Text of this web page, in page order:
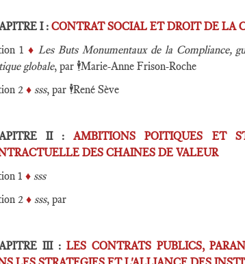
I : CONTRAT SOCIAL ET DROIT DE LA
1 ♦️ Les Buts Monumentaux de la Compliance,
globale, par 🕴️Marie-Anne Frison-Roche
2 ♦️ sss, par 🕴️René Sève
II :AMBITIONS POITIQUES ET
DES CHAINES DE VALEUR
1 ♦️ sss
2 ♦️ sss, par
III : LES CONTRATS PUBLICS,